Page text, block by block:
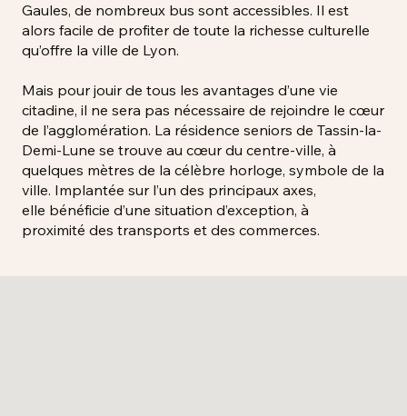
Gaules, de nombreux bus sont accessibles. Il est
alors facile de profiter de toute la richesse culturelle
qu’offre la ville de Lyon.
Mais pour jouir de tous les avantages d’une vie
citadine, il ne sera pas nécessaire de rejoindre le cœur
de l’agglomération. La résidence seniors de Tassin-la-
Demi-Lune se trouve au cœur du centre-ville, à
quelques mètres de la célèbre horloge, symbole de la
ville. Implantée sur l’un des principaux axes,
elle bénéficie d’une situation d’exception, à
proximité des transports et des commerces.